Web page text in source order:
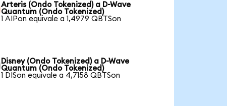
Arteris (Ondo Tokenized) a D-Wave
Quantum (Ondo Tokenized)
1 AIPon equivale a 1,4979 QBTSon
Disney (Ondo Tokenized) a D-Wave
Quantum (Ondo Tokenized)
1 DISon equivale a 4,7158 QBTSon